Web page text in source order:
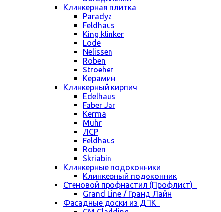
Клинкерная плитка
Paradyz
Feldhaus
King klinker
Lode
Nelissen
Roben
Stroeher
Керамин
Клинкерный кирпич
Edelhaus
Faber Jar
Kerma
Muhr
ЛСР
Feldhaus
Roben
Skriabin
Клинкерные подоконники
Клинкерный подоконник
Стеновой профнастил (Профлист)
Grand Line / Гранд Лайн
Фасадные доски из ДПК